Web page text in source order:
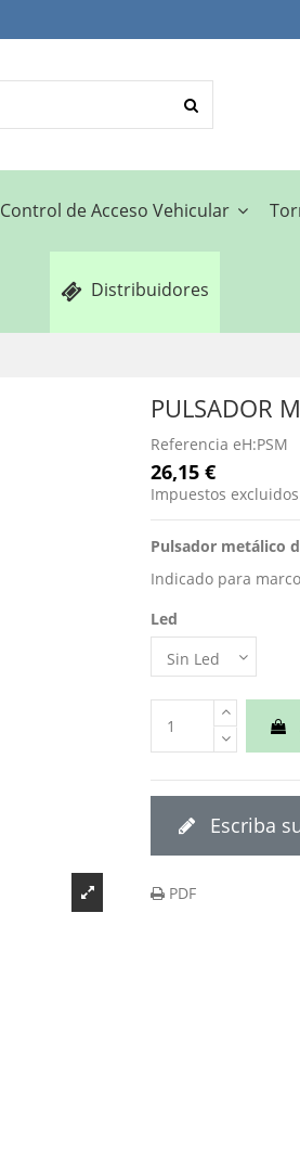
Control de Acceso Vehicular
Distribuidores
PULSADOR
Referencia eH:PSM
26,15 €
Impuestos excluidos
Pulsador metálico
Indicado para
Led
Escriba
PDF